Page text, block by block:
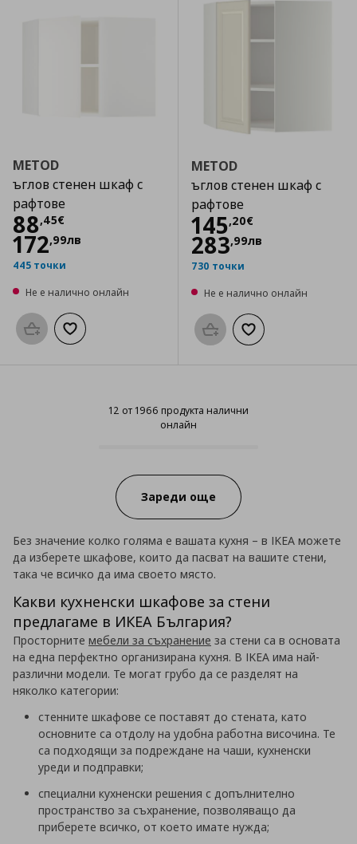
METOD
ъглов стенен шкаф с
рафтове
88,45€
Цена
172,99лв
445 точки
Не е налично онлайн
Προσθήκη στο καλάθι
Добави към списъка с любими
METOD
ъглов стенен шкаф с
рафтове
145,20€
Цена
283,99лв
730 точки
Не е налично онлайн
Προσθήκη στο καλάθι
Добави към
12 от 1966 продукта налични
онлайн
12 от 1966 продукта налични
Зареди още
Без значение колко голяма е вашата кухня – в IKEA можете
да изберете шкафове, които да пасват на вашите стени,
така че всичко да има своето място.
Какви кухненски шкафове за стени
предлагаме в ИКЕА България?
Просторните мебели за съхранение за стени са в основата
на една перфектно организирана кухня. В IKEA има най-
различни модели. Те могат грубо да се разделят на
няколко категории:
стенните шкафове се поставят до стената, като
основните са отдолу на удобна работна височина. Те
са подходящи за подреждане на чаши, кухненски
уреди и подправки;
специални кухненски решения с допълнително
пространство за съхранение, позволяващо да
приберете всичко, от което имате нужда;